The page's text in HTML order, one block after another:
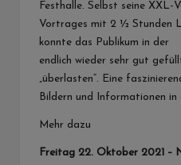
Festhalle. Selbst seine XXL-
Vortrages mit 2 ½ Stunden
konnte das Publikum in der
endlich wieder sehr gut
„überlasten“. Eine
Bildern und Informationen
Mehr dazu
Freitag 22. Oktober 2021 –